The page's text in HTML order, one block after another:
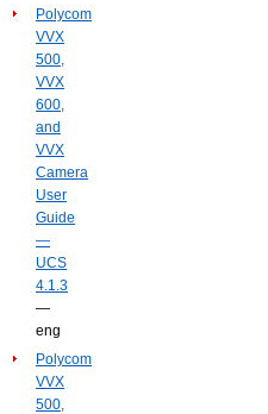
Polycom
VVX
500,
VVX
600,
and
VVX
Camera
User
Guide
—
UCS
4.1.3
—
eng
Polycom
VVX
500,